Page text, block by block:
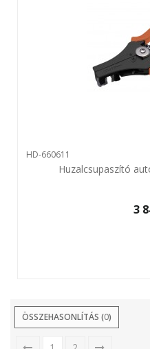
HD-660611
Huzalcsupaszító
3
ÖSSZEHASONLÍTÁS (0)